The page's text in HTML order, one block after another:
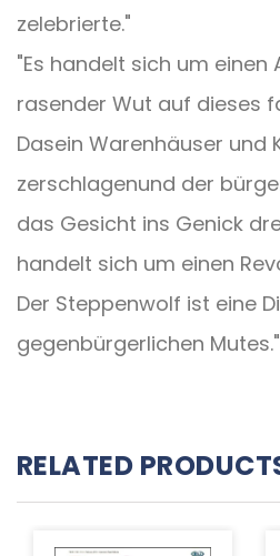
zelebrierte."
"Es handelt sich um einen
rasender Wut auf dieses
Dasein Warenhäuser und
zerschlagenund der
das Gesicht ins Genick
handelt sich um einen
Der Steppenwolf ist eine
gegenbürgerlichen Mutes."
RELATED